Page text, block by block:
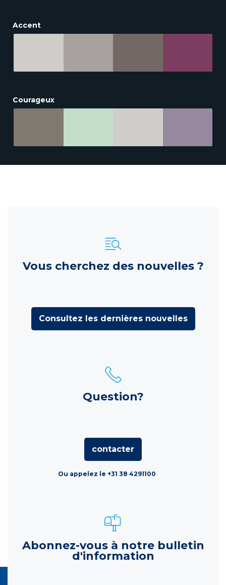
Accent
Courageux
Vous cherchez des nouvelles ?
Consultez les dernières nouvelles
Question?
contacter
Ou appelez le +31 38 4291100
Abonnez-vous à notre bulletin
d'information